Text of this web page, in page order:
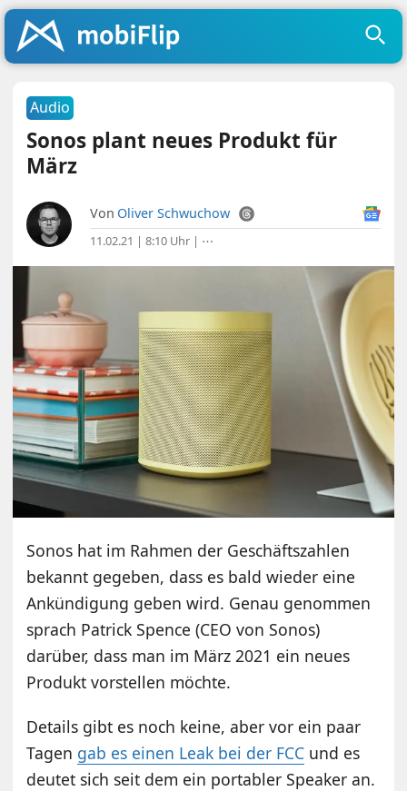
Audio
Sonos plant neues Produkt für
März
Von Oliver Schwuchow
11.02.21 | 8:10 Uhr | ⋯
Sonos hat im Rahmen der Geschäftszahlen
bekannt gegeben, dass es bald wieder eine
Ankündigung geben wird. Genau genommen
sprach Patrick Spence (CEO von Sonos)
darüber, dass man im März 2021 ein neues
Produkt vorstellen möchte.
Details gibt es noch keine, aber vor ein paar
Tagen gab es einen Leak bei der FCC und es
deutet sich seit dem ein portabler Speaker an.